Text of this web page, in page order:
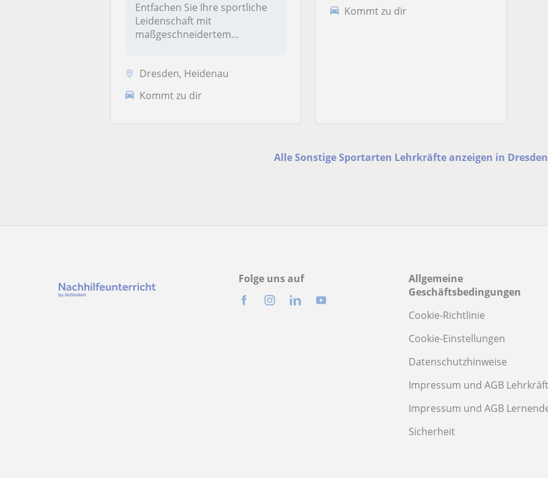
Entfachen Sie Ihre sportliche
Leidenschaft mit
maßgeschneidertem
Dresden, Heidenau
Kommt zu dir
Kommt zu dir
Alle Sonstige Sportarten Lehrkräfte anzeigen in Dresden
Folge uns auf
Allgemeine
Geschäftsbedingungen
Cookie-Richtlinie
Cookie-Einstellungen
Datenschutzhinweise
Impressum und AGB
Impressum und AGB
Sicherheit